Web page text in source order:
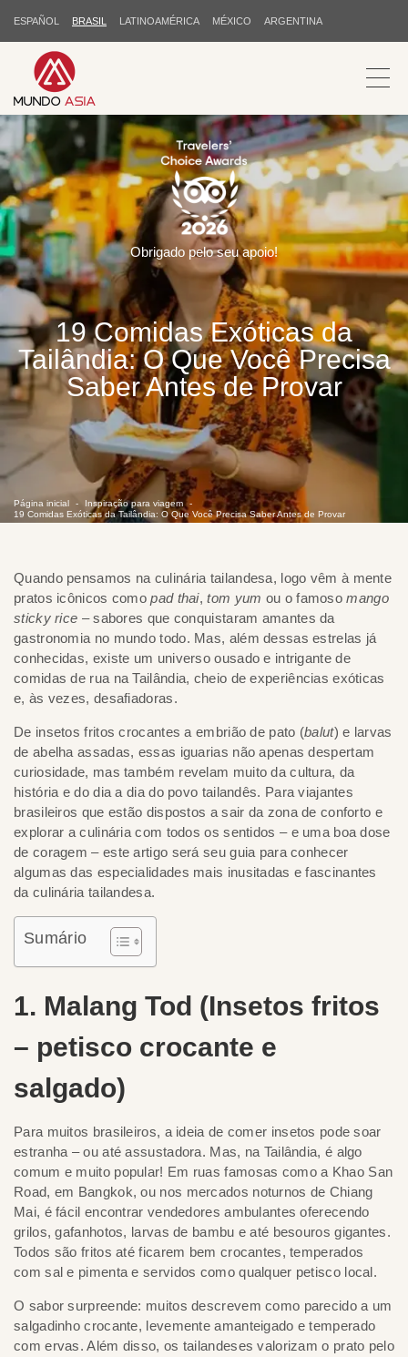
ESPAÑOL BRASIL LATINOAMÉRICA MÉXICO ARGENTINA
19 Comidas Exóticas da
Tailândia: O Que Você Precisa
Saber Antes de Provar
Página inicial
Inspiração para viagem
19 Comidas Exóticas da Tailândia: O Que Você Precisa Saber Antes de Provar
Obrigado pelo seu apoio!
Quando pensamos na culinária tailandesa, logo vêm à mente
pratos icônicos comopad thai,tom yum ou o famosomango
sticky rice – sabores que conquistaram amantes da
gastronomia no mundo todo. Mas, além dessas estrelas já
conhecidas, existe um universo ousado e intrigante de
comidas de rua na Tailândia, cheio de experiências exóticas
e, às vezes, desafiadoras.
De insetos fritos crocantes a embrião de pato (balut) e larvas
de abelha assadas, essas iguarias não apenas despertam
curiosidade, mas também revelam muito da cultura, da
história e do dia a dia do povo tailandês. Para viajantes
brasileiros que estão dispostos a sair da zona de conforto e
explorar a culinária com todos os sentidos – e uma boa dose
de coragem – este artigo será seu guia para conhecer
algumas das especialidades mais inusitadas e fascinantes
da culinária tailandesa.
Sumário
1. Malang Tod (Insetos fritos
– petisco crocante e
salgado)
Para muitos brasileiros, a ideia de comer insetos pode soar
estranha – ou até assustadora. Mas, na Tailândia, é algo
comum e muito popular! Em ruas famosas como a Khao San
Road, em Bangkok, ou nos mercados noturnos de Chiang
Mai, é fácil encontrar vendedores ambulantes oferecendo
grilos, gafanhotos, larvas de bambu e até besouros gigantes.
Todos são fritos até ficarem bem crocantes, temperados
com sal e pimenta e servidos como qualquer petisco local.
O sabor surpreende: muitos descrevem como parecido a um
salgadinho crocante, levemente amanteigado e temperado
com ervas. Além disso, os tailandeses valorizam o prato pelo